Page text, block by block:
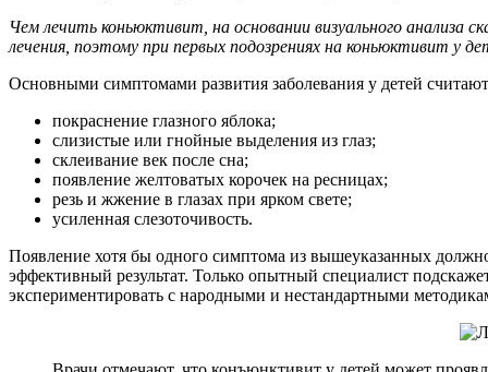
Чем лечить коньюктивит, на основании визуального анализа
лечения, поэтому при первых подозрениях на коньюктивит у
Основными симптомами развития заболевания у детей
покраснение глазного яблока;
слизистые или гнойные выделения из глаз;
склеивание век после сна;
появление желтоватых корочек на ресницах;
резь и жжение в глазах при ярком свете;
усиленная слезоточивость.
Появление хотя бы одного симптома из вышеуказанных
эффективный результат. Только опытный специалист
экспериментировать с народными и нестандартными